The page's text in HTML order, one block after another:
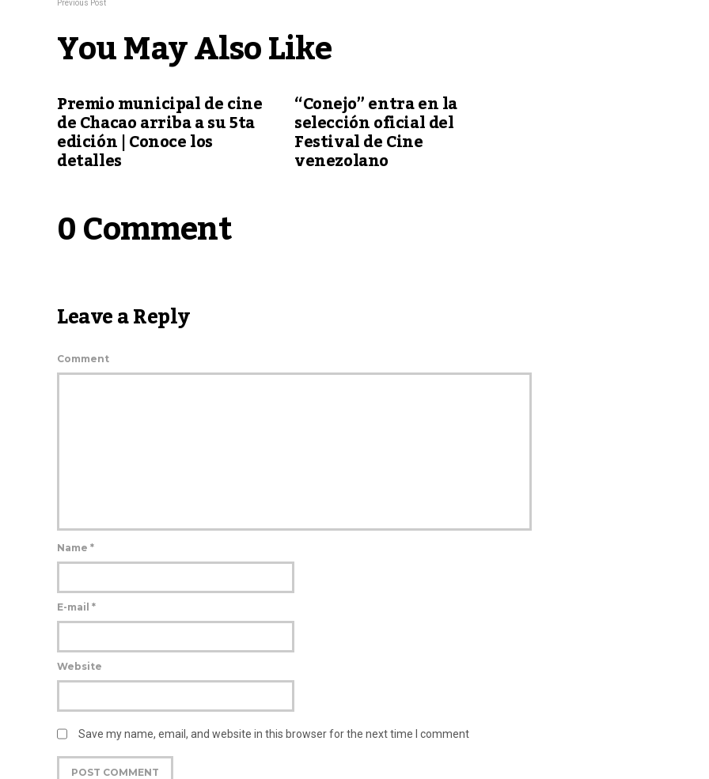
Previous Post
You May Also Like
Premio municipal de cine
de Chacao arriba a su 5ta
edición | Conoce los
detalles
“Conejo” entra en la
selección oficial del
Festival de Cine
venezolano
0 Comment
Leave a Reply
Comment
Name *
E-mail *
Website
Save my name, email, and website in this browser for the next time I comment